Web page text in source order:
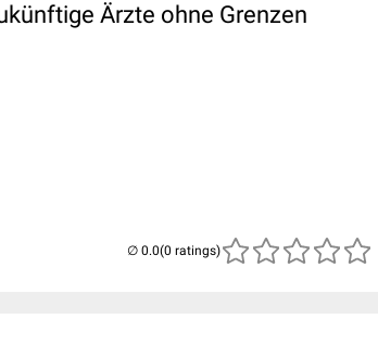
Ärzte ohne Grenzen
(0 ratings)